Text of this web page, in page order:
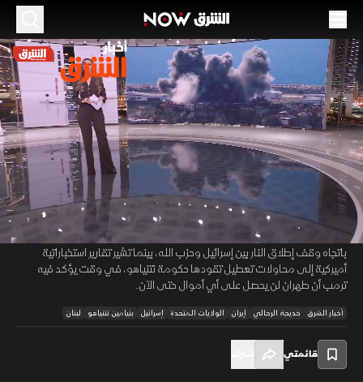
00:11/44:13
الموسم 2026
لبنان يعود إلى واجهة التصعيد.. وترمب: طهران لن
تحصل على أموال
19 يونيو 2026 44:13
أخبار الشرق
تتواصل تداعيات الأزمة الدولية بعد تأجيل اجتماع سويسرا، وسط نفي إيراني
لدعوات تفتيش منشآتها النووية من الوكالة الدولية للطاقة الذرية، وتأكيد
طهران أن ملف التفتيش مرتبط بمسار المفاوضات ونتائجها كما يدفع ترمب
باتجاه وقف إطلاق النار بين إسرائيل وحزب الله، بينما تشير تقارير استخباراتية
أميركية إلى محاولات تعطيل تقودها حكومة نتنياهو، في وقت يؤكد فيه
ترمب أن طهران لن يحصل على أي أموال حتى الآن.
أخبار الشرق خديجة الرحالي إيران الولايات المتحدة إسرائيل بنيامين نتنياهو لبنان
قائمتي